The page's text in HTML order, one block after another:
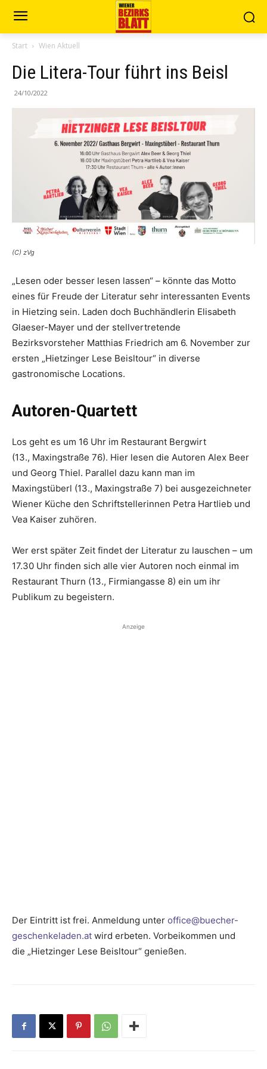
Start Wien Aktuell
Die Litera-Tour führt ins Beisl
24/10/2022
(C) zVg
„Lesen oder besser lesen lassen“ – könnte das Motto
eines für Freude der Literatur sehr interessanten Events
in Hietzing sein. Laden doch Buchhändlerin Elisabeth
Glaeser-Mayer und der stellvertretende
Bezirksvorsteher Matthias Friedrich am 6. November zur
ersten „Hietzinger Lese Beisltour“ in diverse
gastronomische Locations.
Autoren-Quartett
Los geht es um 16 Uhr im Restaurant Bergwirt
(13., Maxingstraße 76). Hier lesen die Autoren Alex Beer
und Georg Thiel. Parallel dazu kann man im
Maxingstüberl (13., Maxingstraße 7) bei ausgezeichneter
Wiener Küche den Schriftstellerinnen Petra Hartlieb und
Vea Kaiser zuhören.
Wer erst später Zeit findet der Literatur zu lauschen – um
17.30 Uhr finden sich alle vier Autoren noch einmal im
Restaurant Thurn (13., Firmiangasse 8) ein um ihr
Publikum zu begeistern.
Anzeige
Der Eintritt ist frei. Anmeldung unter office@buecher-
geschenkeladen.at wird erbeten. Vorbeikommen und
die „Hietzinger Lese Beisltour“ genießen.